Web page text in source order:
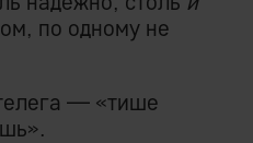
по одному не
— «тише